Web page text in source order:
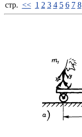
стp. << 1 2 3 4 5 6 7 8